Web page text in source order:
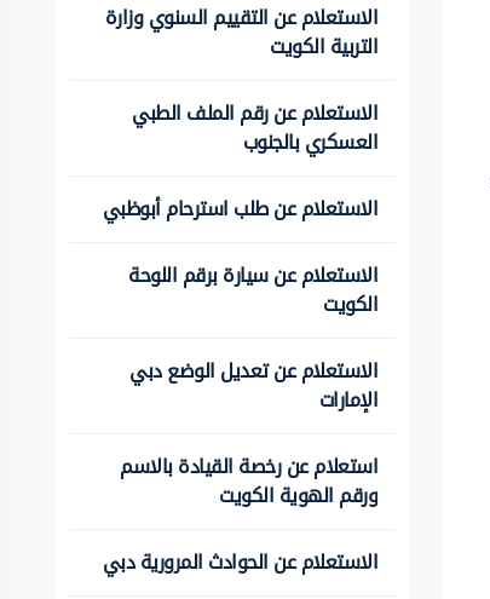
الاستعلام عن التقييم السنوي وزارة
التربية الكويت
الاستعلام عن رقم الملف الطبي
العسكري بالجنوب
الاستعلام عن طلب استرحام أبوظبي
الاستعلام عن سيارة برقم اللوحة
الكويت
الاستعلام عن تعديل الوضع دبي
الإمارات
استعلام عن رخصة القيادة بالاسم
ورقم الهوية الكويت
الاستعلام عن الحوادث المرورية دبي